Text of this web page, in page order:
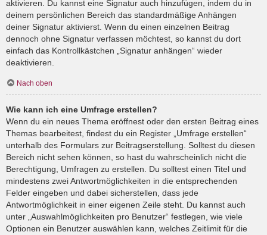
aktivieren. Du kannst eine Signatur auch hinzufügen, indem du in
deinem persönlichen Bereich das standardmäßige Anhängen
deiner Signatur aktivierst. Wenn du einen einzelnen Beitrag
dennoch ohne Signatur verfassen möchtest, so kannst du dort
einfach das Kontrollkästchen „Signatur anhängen“ wieder
deaktivieren.
Nach oben
Wie kann ich eine Umfrage erstellen?
Wenn du ein neues Thema eröffnest oder den ersten Beitrag eines
Themas bearbeitest, findest du ein Register „Umfrage erstellen“
unterhalb des Formulars zur Beitragserstellung. Solltest du diesen
Bereich nicht sehen können, so hast du wahrscheinlich nicht die
Berechtigung, Umfragen zu erstellen. Du solltest einen Titel und
mindestens zwei Antwortmöglichkeiten in die entsprechenden
Felder eingeben und dabei sicherstellen, dass jede
Antwortmöglichkeit in einer eigenen Zeile steht. Du kannst auch
unter „Auswahlmöglichkeiten pro Benutzer“ festlegen, wie viele
Optionen ein Benutzer auswählen kann, welches Zeitlimit für die